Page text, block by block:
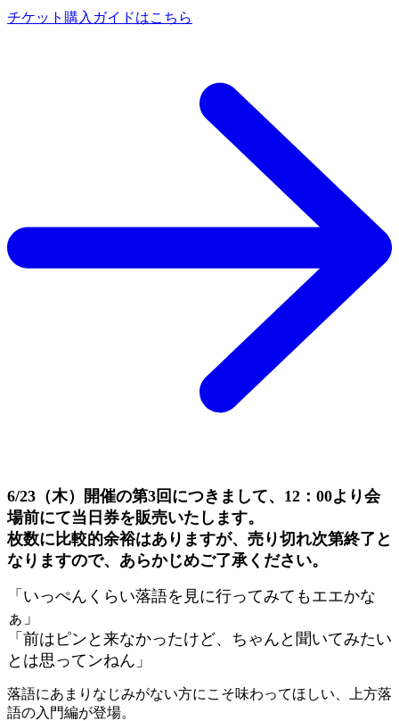
チケット購入ガイドはこちら
6/23（木）開催の第3回につきまして、12：00より会
場前にて当日券を販売いたします。
枚数に比較的余裕はありますが、売り切れ次第終了と
なりますので、あらかじめご了承ください。
「いっぺんくらい落語を見に行ってみてもエエかな
ぁ」
「前はピンと来なかったけど、ちゃんと聞いてみたい
とは思ってンねん」
落語にあまりなじみがない方にこそ味わってほしい、上方落
語の入門編が登場。